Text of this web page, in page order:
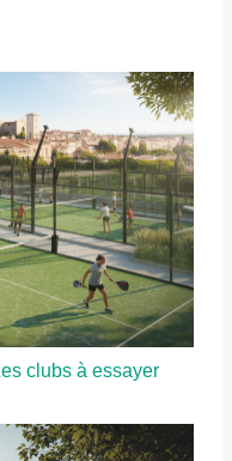
clubs à essayer